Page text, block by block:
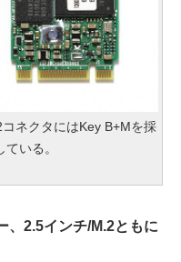
コネクタにはKey B+Mを採
ている。
、2.5インチ/M.2ともに